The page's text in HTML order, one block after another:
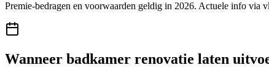
Premie-bedragen en voorwaarden geldig in 2026. Actuele info via
Wanneer badkamer renovatie laten